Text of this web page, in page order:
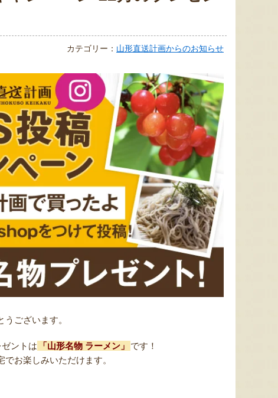
カテゴリー： 山形直送計画からのお知らせ
ございます。
ントは 「山形名物 ラーメン」
です！
お楽しみいただけます。